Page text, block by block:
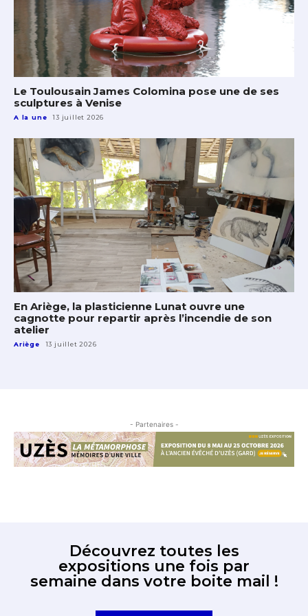
Le Toulousain James Colomina pose une de ses
sculptures à Venise
A la une 13 juillet 2026
En Ariège, la plasticienne Lunat ouvre une
cagnotte pour repartir après l’incendie de son
atelier
Ariège 13 juillet 2026
- Partenaires -
Découvrez toutes les
expositions une fois par
semaine dans votre boite mail !